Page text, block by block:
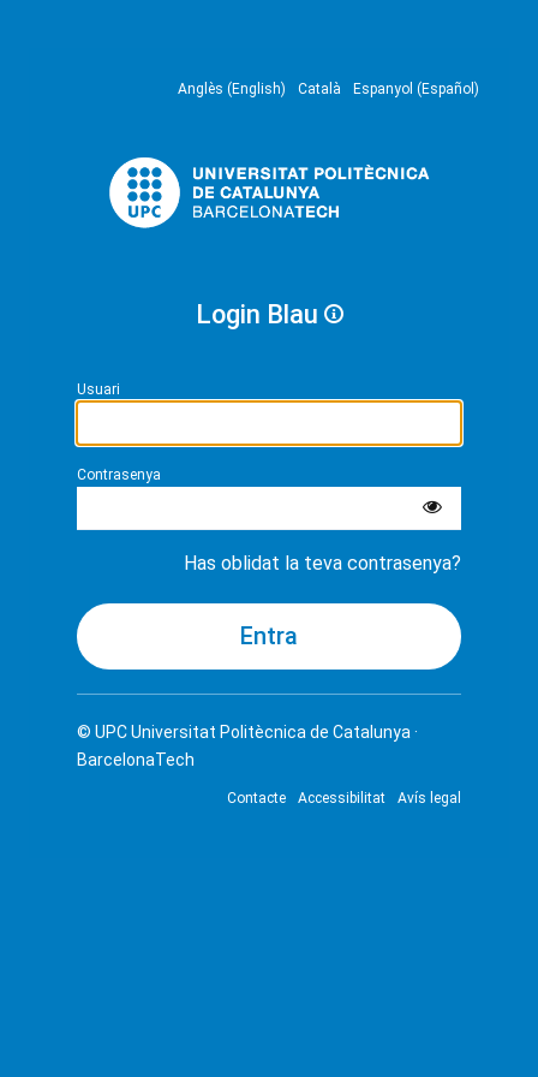
Anglès (English) Català Espanyol (Español)
Login Blau
Usuari
Contrasenya
Has oblidat la teva contrasenya?
© UPCUniversitat Politècnica de Catalunya ·
BarcelonaTech
Contacte Accessibilitat Avís legal